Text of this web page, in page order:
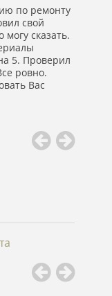
по ремонту
свой
сказать.
5. Проверил
ровно.
Вас